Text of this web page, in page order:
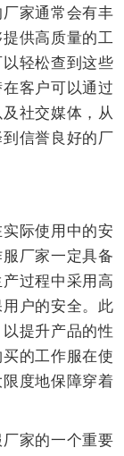
家通常会有丰
供高质量的工
轻松查到这些
客户可以通过
社交媒体，从
信誉良好的厂
际使用中的安
厂家一定具备
过程中采用高
户的安全。此
提升产品的性
的工作服在使
度地保障穿着
家的一个重要